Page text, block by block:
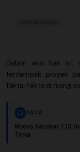
Dalam aksi hari ini,
terdampak proyek
fakta-fakta di ruang
BACA:
Medco Salurkan 1,13
Timur